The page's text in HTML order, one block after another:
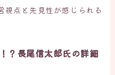
視点と先見性が感じられる
？長尾信太郎氏の詳細